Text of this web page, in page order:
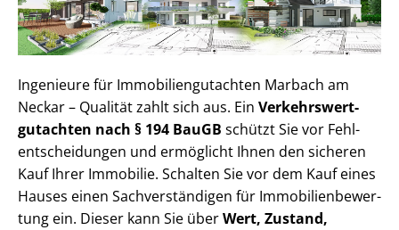
Ingenieure für Im­mo­bi­li­en­gut­ach­ten Marbach am
Neckar – Qualität zahlt sich aus. Ein Ver­kehrs­wert­
gut­ach­ten nach § 194 BauGB schützt Sie vor Fehl­
ent­schei­dun­gen und ermöglicht Ihnen den sicheren
Kauf Ihrer Immobilie. Schalten Sie vor dem Kauf eines
Hauses einen Sach­ver­stän­di­gen für Im­mo­bi­li­en­be­wer­
tung ein. Dieser kann Sie überWert, Zustand,